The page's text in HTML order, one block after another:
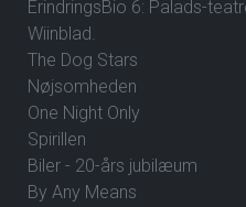
ErindringsBio 6: Palads-
Wiinblad.
The Dog Stars
Nøjsomheden
One Night Only
Spirillen
Biler - 20-års jubilæum
By Any Means